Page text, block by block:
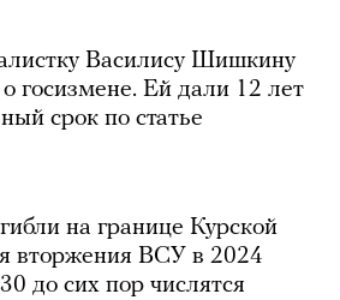
Василису Шишкину
госизмене. Ей дали 12 лет
срок по статье
на границе Курской
вторжения ВСУ в 2024
до сих пор числятся